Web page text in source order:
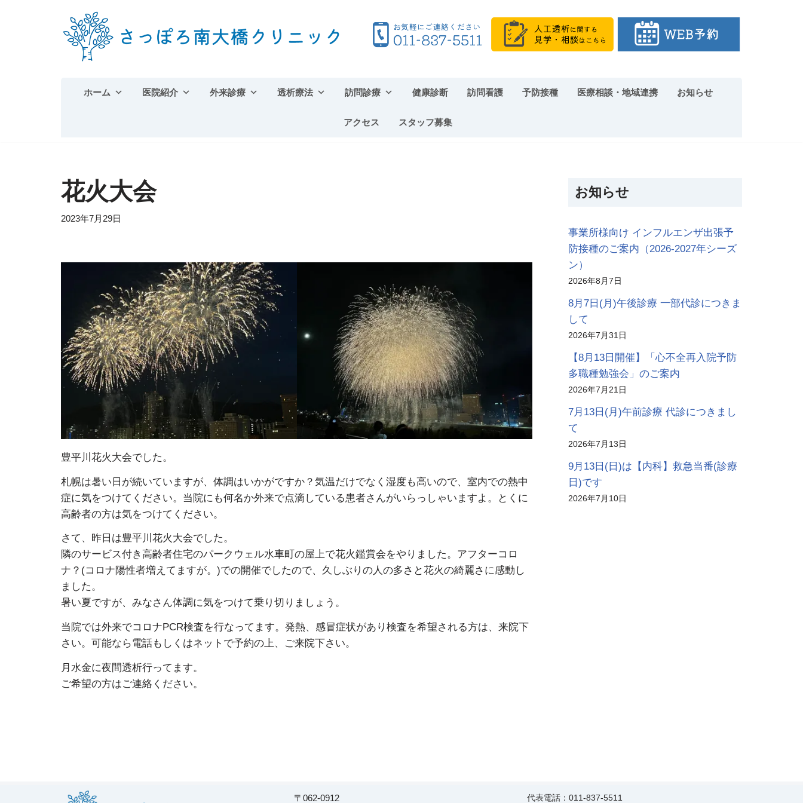
ホーム 医院紹介 外来診療 透析療法 訪問診療 健康診断 訪問看護 予防接種 医療相談・地域連携 お知らせ
アクセス スタッフ募集
花火大会
2023年7月29日
豊平川花火大会でした。
札幌は暑い日が続いていますが、体調はいかがですか？気温だけでなく湿度も高いので、室内での熱中
症に気をつけてください。当院にも何名か外来で点滴している患者さんがいらっしゃいますよ。とくに
高齢者の方は気をつけてください。
さて、昨日は豊平川花火大会でした。
隣のサービス付き高齢者住宅のパークウェル水車町の屋上で花火鑑賞会をやりました。アフターコロ
ナ？(コロナ陽性者増えてますが。)での開催でしたので、久しぶりの人の多さと花火の綺麗さに感動し
ました。
暑い夏ですが、みなさん体調に気をつけて乗り切りましょう。
当院では外来でコロナPCR検査を行なってます。発熱、感冒症状があり検査を希望される方は、来院下
さい。可能なら電話もしくはネットで予約の上、ご来院下さい。
月水金に夜間透析行ってます。
ご希望の方はご連絡ください。
お知らせ
事業所様向け インフルエンザ出張予
防接種のご案内（2026-2027年シーズ
ン）
2026年8月7日
8月7日(月)午後診療 一部代診につきま
して
2026年7月31日
【8月13日開催】「心不全再入院予防
多職種勉強会」のご案内
2026年7月21日
7月13日(月)午前診療 代診につきまし
て
2026年7月13日
9月13日(日)は【内科】救急当番(診療
日)です
2026年7月10日
〒062-0912 代表電話：011-837-5511